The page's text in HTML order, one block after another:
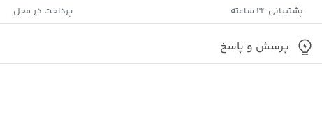
پشتیبانی ۲۴ ساعته پرداخت در محل
پرسش و پاسخ